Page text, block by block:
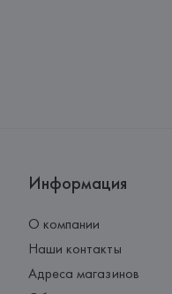
Информация
О компании
Наши контакты
Адреса магазинов